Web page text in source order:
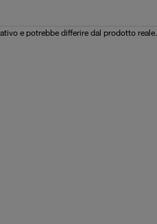
e potrebbe differire dal prodotto reale.